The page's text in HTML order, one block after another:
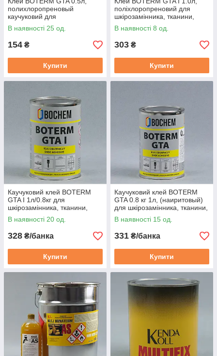
полихлоропреновый
каучуковий для
шкірозамінника, тканини,
карпета, Польща
В наявності 25 од.
154 ₴
Купити
поліхлоропреновий для
шкірозамінника, тканини,
карпету, Польща.
В наявності 8 од.
303 ₴
Купити
Каучуковий клей BOTERM
GTA I 1л/0.8кг для
шкірозамінника, тканини,
карпета
В наявності 20 од.
328 ₴/банка
Купити
Каучуковий клей BOTERM
GTA 0.8 кг 1л, (наиритовый)
для шкірозамінника, тканини,
карпета Польща
В наявності 15 од.
331 ₴/банка
Купити